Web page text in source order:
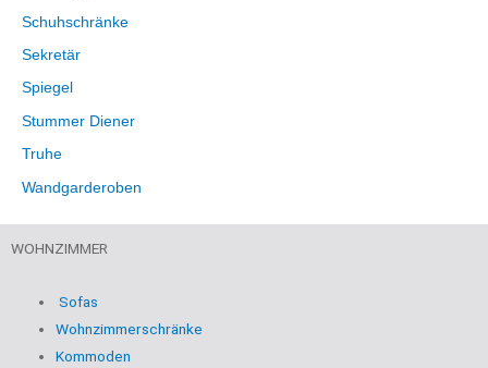
Schuhschränke
Sekretär
Spiegel
Stummer Diener
Truhe
Wandgarderoben
WOHNZIMMER
Sofas
Wohnzimmerschränke
Kommoden